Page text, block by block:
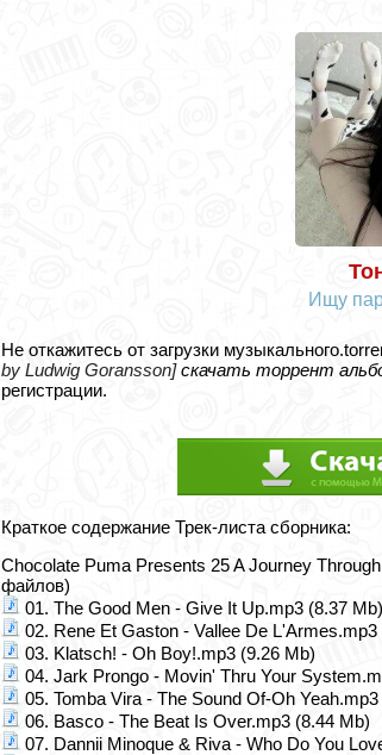
Ищу
Не откажитесь от загрузки
by Ludwig Goransson]скачать торрент
регистрации.
Краткое содержание Трек-листа сборника:
Chocolate Puma Presents 25 A Journey
файлов)
01. The Good Men - Give It Up.mp3 (8.37 Mb)
02. Rene Et Gaston - Vallee De L'Armes.mp3
03. Klatsch! - Oh Boy!.mp3 (9.26 Mb)
04. Jark Prongo - Movin' Thru Your
05. Tomba Vira - The Sound Of-Oh
06. Basco - The Beat Is Over.mp3 (8.44 Mb)
07. Dannii Minoque & Riva - Who Do You